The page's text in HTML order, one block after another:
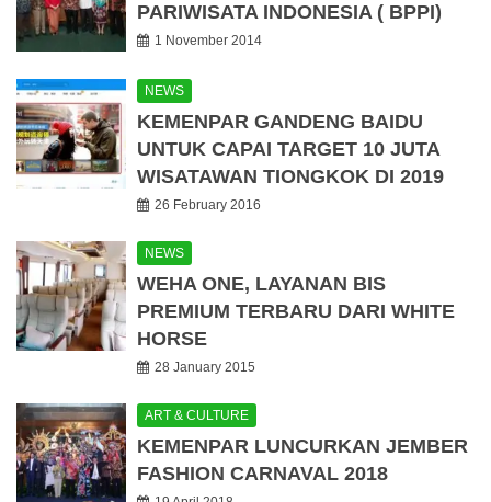
PARIWISATA INDONESIA ( BPPI)
1 November 2014
NEWS
KEMENPAR GANDENG BAIDU
UNTUK CAPAI TARGET 10 JUTA
WISATAWAN TIONGKOK DI 2019
26 February 2016
NEWS
WEHA ONE, LAYANAN BIS
PREMIUM TERBARU DARI WHITE
HORSE
28 January 2015
ART & CULTURE
KEMENPAR LUNCURKAN JEMBER
FASHION CARNAVAL 2018